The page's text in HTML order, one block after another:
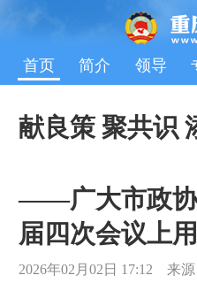
首页 简介 领导
献良策 聚共识
——广大市政协
届四次会议上
2026年02月02日 17:12 来